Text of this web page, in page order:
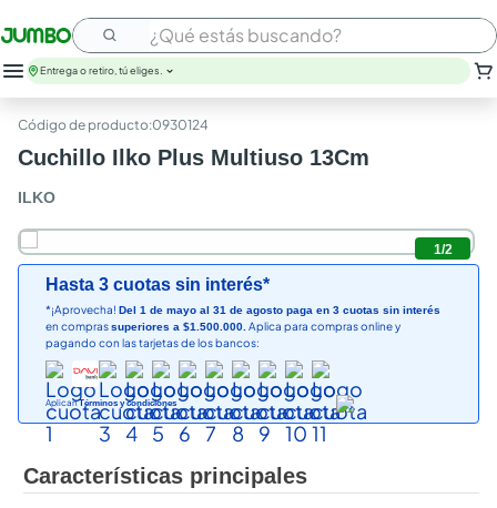
¿Qué estás buscando?
Entrega o retiro, tú eliges.
:0930124
Cuchillo Ilko Plus Multiuso 13Cm
ILKO
1/2
Hasta 3 cuotas sin interés*
*¡Aprovecha! Del 1 de mayo al 31 de agosto paga en 3 cuotas sin interés
en comprassuperiores a $1.500.000. Aplica para compras online y
pagando con las tarjetas de los bancos:
AplicanTérminos y condiciones
Características principales